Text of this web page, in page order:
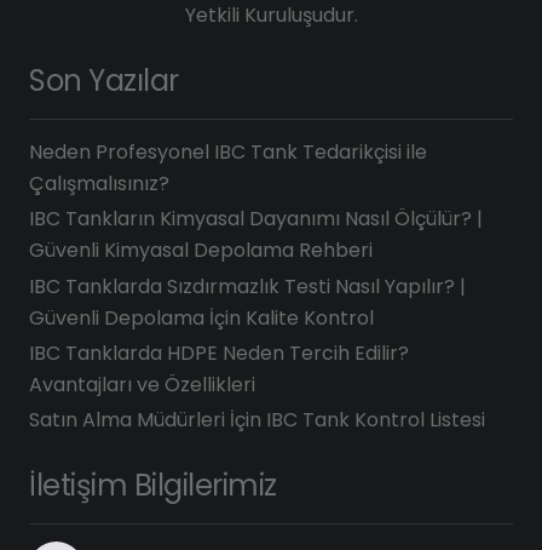
Yetkili Kuruluşudur.
Son Yazılar
Neden Profesyonel IBC Tank Tedarikçisi ile
Çalışmalısınız?
IBC Tankların Kimyasal Dayanımı Nasıl Ölçülür? |
Güvenli Kimyasal Depolama Rehberi
IBC Tanklarda Sızdırmazlık Testi Nasıl Yapılır? |
Güvenli Depolama İçin Kalite Kontrol
IBC Tanklarda HDPE Neden Tercih Edilir?
Avantajları ve Özellikleri
Satın Alma Müdürleri İçin IBC Tank Kontrol Listesi
İletişim Bilgilerimiz